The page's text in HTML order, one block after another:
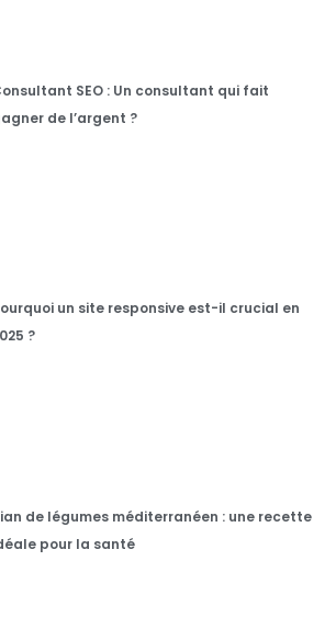
SEO : Un consultant qui fait
de l’argent ?
un site responsive est-il crucial en
?
de légumes méditerranéen : une recette
pour la santé